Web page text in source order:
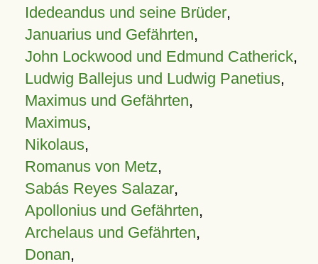
Idedeandus und seine Brüder,
Januarius und Gefährten,
John Lockwood und Edmund Catherick,
Ludwig Ballejus und Ludwig Panetius,
Maximus und Gefährten,
Maximus,
Nikolaus,
Romanus von Metz,
Sabás Reyes Salazar,
Apollonius und Gefährten,
Archelaus und Gefährten,
Donan,